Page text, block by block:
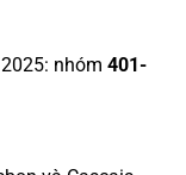
nhóm 401-